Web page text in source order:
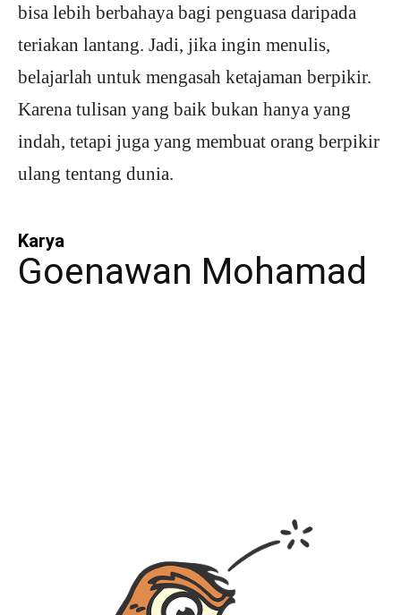
bisa lebih berbahaya bagi penguasa daripada
teriakan lantang. Jadi, jika ingin menulis,
belajarlah untuk mengasah ketajaman berpikir.
Karena tulisan yang baik bukan hanya yang
indah, tetapi juga yang membuat orang berpikir
ulang tentang dunia.
Karya
Goenawan Mohamad